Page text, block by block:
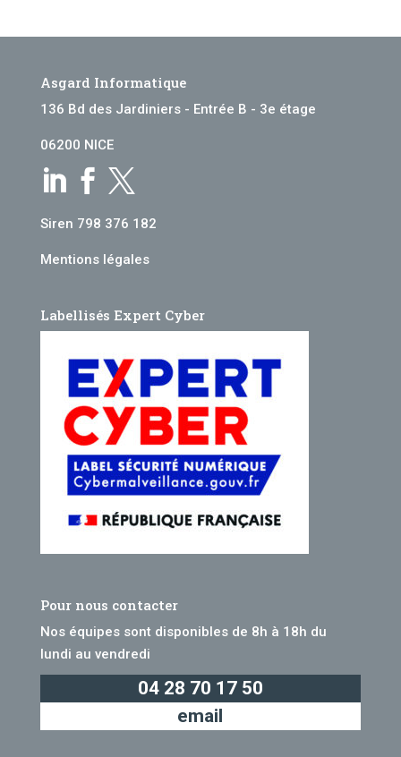
Asgard Informatique
136 Bd des Jardiniers - Entrée B - 3e étage
06200 NICE
  
Siren 798 376 182
Mentions légales
Labellisés Expert Cyber
Pour nous contacter
Nos équipes sont disponibles de 8h à 18h du
lundi au vendredi
04 28 70 17 50
email